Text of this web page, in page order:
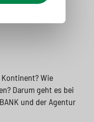
Wie
Darum geht es bei
und der Agentur